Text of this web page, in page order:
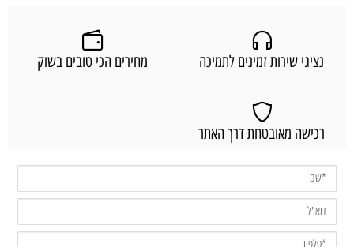
נציגי שירות זמינים לתמיכה מחירים הכי טובים בשוק
רכישה מאובטחת דרך האתר